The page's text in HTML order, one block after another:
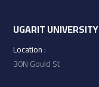
UGARIT UNIVERSITY
: Location
30N Gould St